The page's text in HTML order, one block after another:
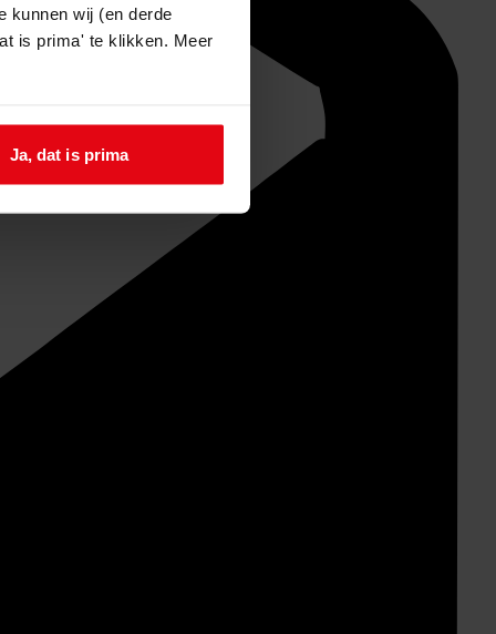
kunnen wij (en derde
is prima' te klikken. Meer
Ja, dat is prima